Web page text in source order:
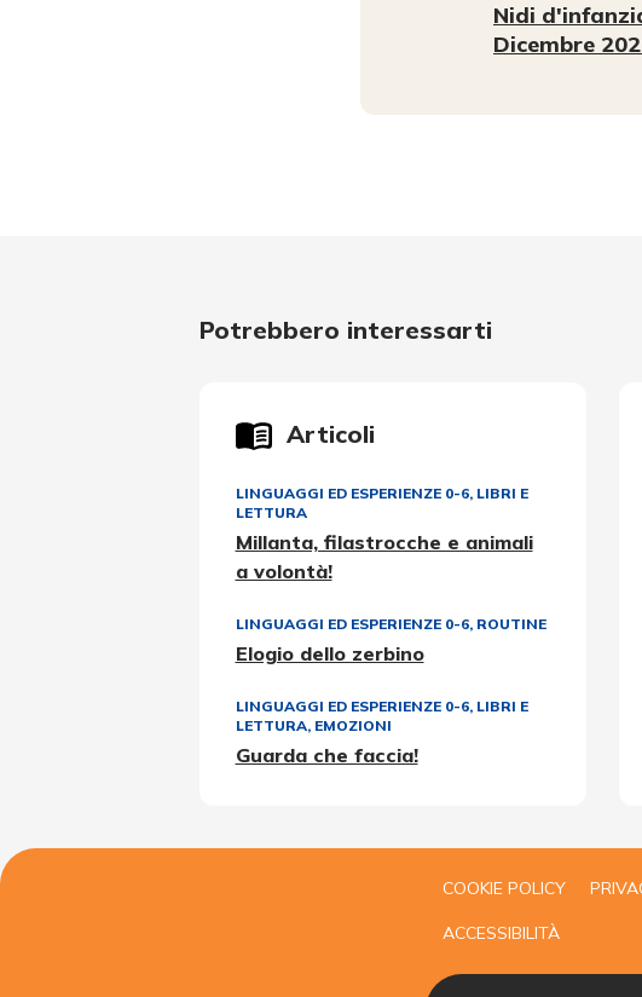
Nidi
Dicembre
Potrebbero interessarti
Articoli
LINGUAGGI ED ESPERIENZE 0-6, LIBRI E
LETTURA
Millanta, filastrocche e animali
a volontà!
LINGUAGGI ED ESPERIENZE 0-6, ROUTINE
Elogio dello zerbino
LINGUAGGI ED ESPERIENZE 0-6, LIBRI E
LETTURA, EMOZIONI
Guarda che faccia!
COOKIE POLICY
ACCESSIBILITÀ